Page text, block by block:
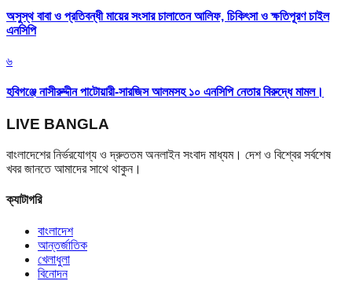
অসুস্থ বাবা ও প্রতিবন্ধী মায়ের সংসার চালাতেন আলিফ, চিকিৎসা ও ক্ষতিপূরণ চাইল
এনসিপি
৬
হবিগঞ্জে নাসীরুদ্দীন পাটোয়ারী-সারজিস আলমসহ ১০ এনসিপি নেতার বিরুদ্ধে মামল।
LIVE BANGLA
বাংলাদেশের নির্ভরযোগ্য ও দ্রুততম অনলাইন সংবাদ মাধ্যম। দেশ ও বিশ্বের সর্বশেষ
খবর জানতে আমাদের সাথে থাকুন।
ক্যাটাগরি
বাংলাদেশ
আন্তর্জাতিক
খেলাধুলা
বিনোদন